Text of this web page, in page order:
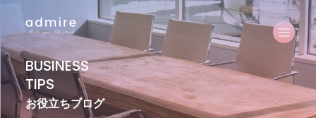
BUSINESS
TIPS
お役立ちブログ